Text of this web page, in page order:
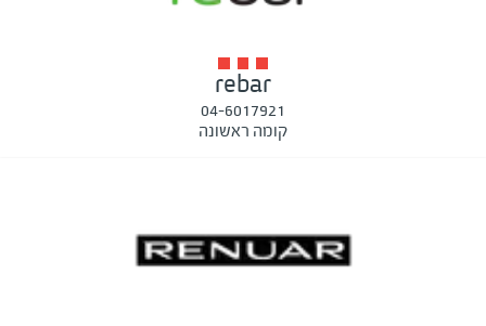
rebar
04-6017921
קומה ראשונה